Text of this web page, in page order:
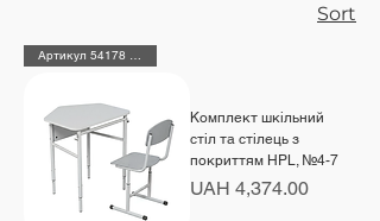
Sort
Артикул 54178 + 190169 HPL
Комплект шкільний
стіл та стілець з
покриттям HPL, №4-7
Price
UAH 4,374.00